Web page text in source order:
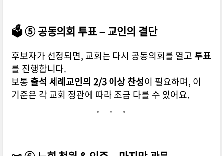
🗳️ ⑤ 공동의회 투표 – 교인의 결단
후보자가 선정되면, 교회는 다시 공동의회를 열고 투표
를 진행합니다.
보통 출석 세례교인의 2/3 이상 찬성이 필요하며, 이
기준은 각 교회 정관에 따라 조금 다를 수 있어요.